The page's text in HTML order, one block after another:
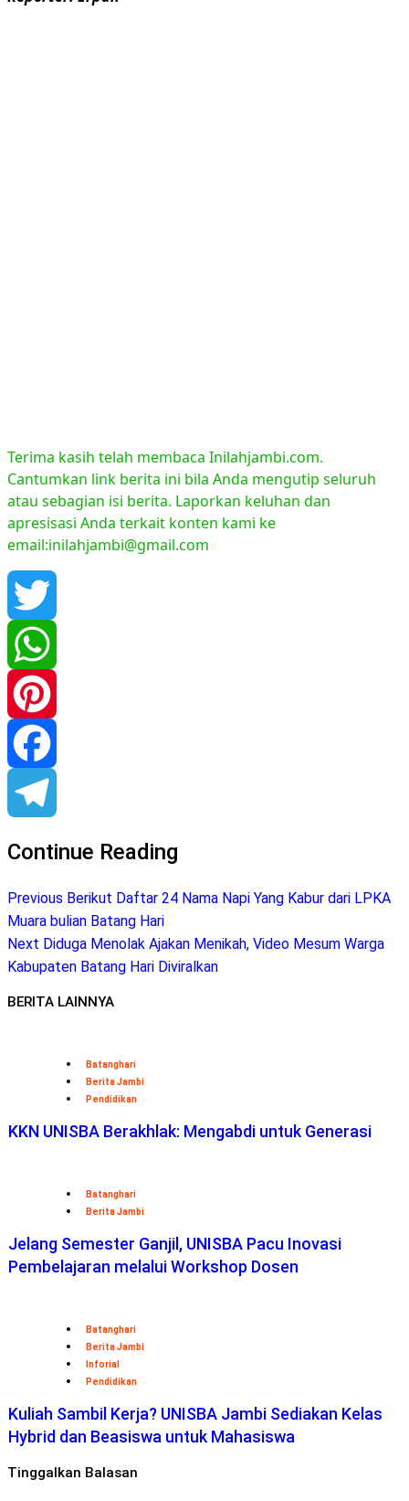
Terima kasih telah membaca Inilahjambi.com.
Cantumkan link berita ini bila Anda mengutip seluruh
atau sebagian isi berita. Laporkan keluhan dan
apresisasi Anda terkait konten kami ke
email:inilahjambi@gmail.com
Twitter
WhatsApp
Pinterest
Facebook
Telegram
Continue Reading
Previous Berikut Daftar 24 Nama Napi Yang Kabur dari LPKA
Muara bulian Batang Hari
Next Diduga Menolak Ajakan Menikah, Video Mesum Warga
Kabupaten Batang Hari Diviralkan
BERITA LAINNYA
Batanghari
Berita Jambi
Pendidikan
KKN UNISBA Berakhlak: Mengabdi untuk Generasi
Batanghari
Berita Jambi
Jelang Semester Ganjil, UNISBA Pacu Inovasi
Pembelajaran melalui Workshop Dosen
Batanghari
Berita Jambi
Inforial
Pendidikan
Kuliah Sambil Kerja? UNISBA Jambi Sediakan Kelas
Hybrid dan Beasiswa untuk Mahasiswa
Tinggalkan Balasan